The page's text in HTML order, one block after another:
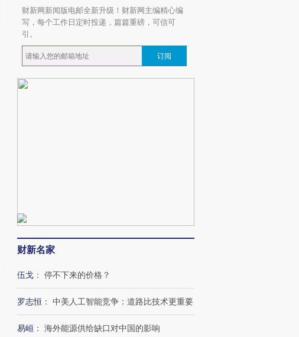
财新网新闻版电邮全新升级！财新网主编精心编
写，每个工作日定时投递，篇篇重磅，可信可
引。
订阅
财新名家
伍戈 ： 停不下来的价格？
罗志恒 ： 中美人工智能竞争：道路比技术更重要
易峘 ： 海外能源供给缺口对中国的影响